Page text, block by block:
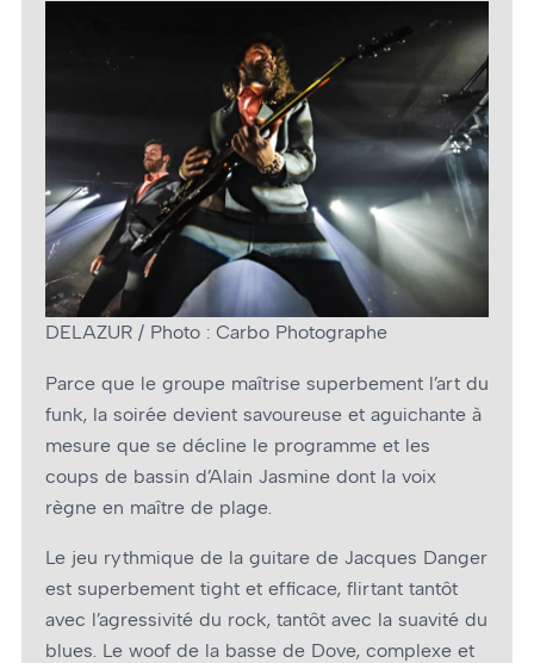
DELAZUR / Photo : Carbo Photographe
Parce que le groupe maîtrise superbement l’art du
funk, la soirée devient savoureuse et aguichante à
mesure que se décline le programme et les
coups de bassin d’Alain Jasmine dont la voix
règne en maître de plage.
Le jeu rythmique de la guitare de Jacques Danger
est superbement tight et efficace, flirtant tantôt
avec l’agressivité du rock, tantôt avec la suavité du
blues. Le woof de la basse de Dove, complexe et